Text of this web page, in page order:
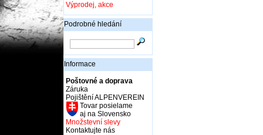
Výprodej, akce
Podrobné hledání
Informace
Poštovné a doprava
Záruka
Pojištění ALPENVEREIN
Tovar posielame
aj na Slovensko
Množstevní slevy
Kontaktujte nás